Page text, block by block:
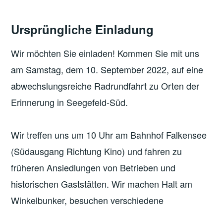
Ursprüngliche Einladung
Wir möchten Sie einladen! Kommen Sie mit uns
am Samstag, dem 10. September 2022, auf eine
abwechslungsreiche Radrundfahrt zu Orten der
Erinnerung in Seegefeld-Süd.
Wir treffen uns um 10 Uhr am Bahnhof Falkensee
(Südausgang Richtung Kino) und fahren zu
früheren Ansiedlungen von Betrieben und
historischen Gaststätten. Wir machen Halt am
Winkelbunker, besuchen verschiedene